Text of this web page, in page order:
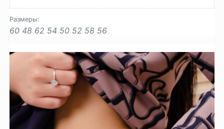
Размеры:
60 48 62 54 50 52 58 56